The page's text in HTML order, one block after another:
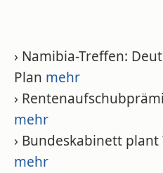
› Namibia-Treffen:
Plan mehr
›
mehr
› Bundeskabinett
mehr